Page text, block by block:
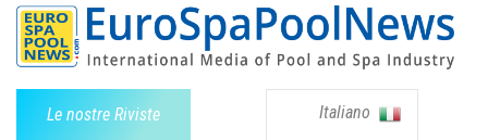
Le nostre Riviste Italiano